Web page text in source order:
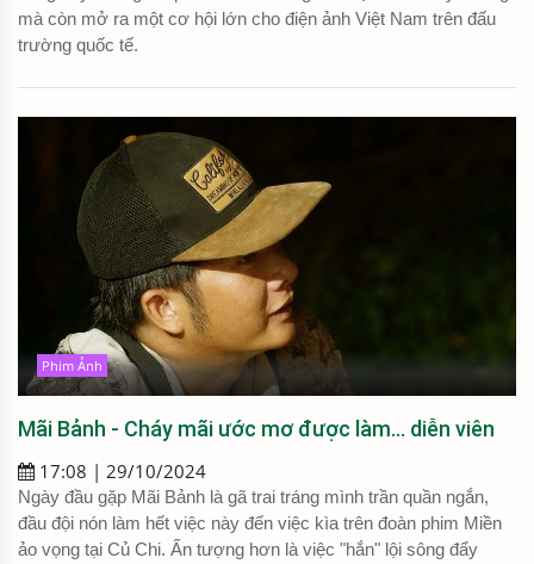
mà còn mở ra một cơ hội lớn cho điện ảnh Việt Nam trên đấu
trường quốc tế.
Phim Ảnh
Mãi Bảnh - Cháy mãi ước mơ được làm... diễn viên
17:08 | 29/10/2024
Ngày đầu gặp Mãi Bảnh là gã trai tráng mình trần quần ngắn,
đầu đội nón làm hết việc này đến việc kìa trên đoàn phim Miền
ảo vọng tại Củ Chi. Ấn tượng hơn là việc "hắn" lội sông đẩy